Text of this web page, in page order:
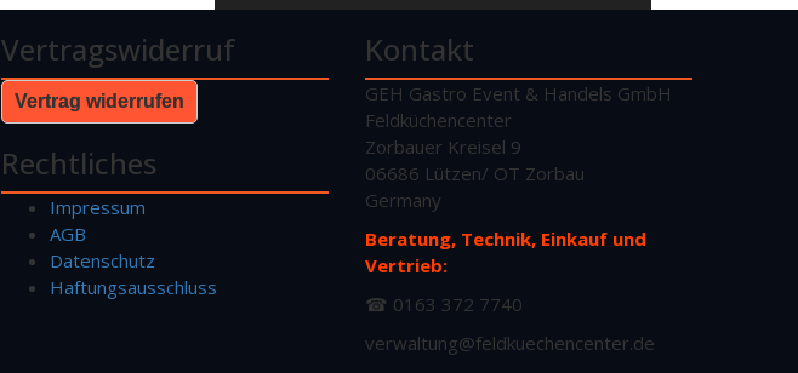
Vertragswiderruf
Vertrag widerrufen
Rechtliches
Impressum
AGB
Datenschutz
Haftungsausschluss
Kontakt
GEH Gastro Event & Handels GmbH
Feldküchencenter
Zorbauer Kreisel 9
06686 Lützen/ OT Zorbau
Germany
Beratung, Technik, Einkauf und
Vertrieb:
☎ 0163 372 7740
verwaltung@feldkuechencenter.de